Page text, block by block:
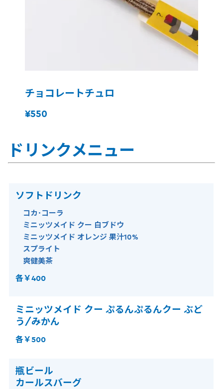
チョコレートチュロ
¥550
ドリンクメニュー
ソフトドリンク
コカ･コーラ
ミニッツメイド クー 白ブドウ
ミニッツメイド オレンジ 果汁10%
スプライト
爽健美茶
各￥400
ミニッツメイド クー ぷるんぷるんクー ぶど
う/みかん
各￥500
瓶ビール
カールスバーグ